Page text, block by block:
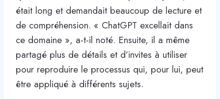
était long et demandait beaucoup de lecture et
de compréhension. « ChatGPT excellait dans
ce domaine », a-t-il noté. Ensuite, il a même
partagé plus de détails et d’invites à utiliser
pour reproduire le processus qui, pour lui, peut
être appliqué à différents sujets.